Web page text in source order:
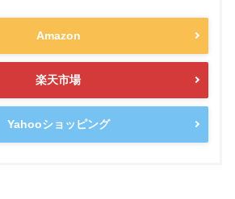
Amazon
楽天市場
Yahooショッピング